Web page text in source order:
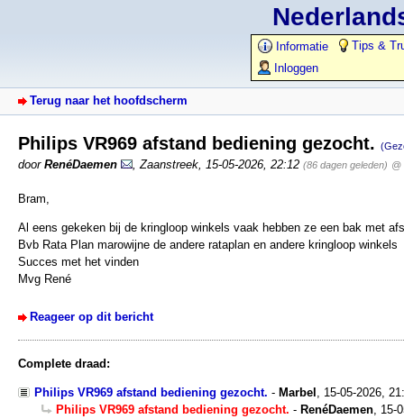
Informatie
Tips &
Inloggen
Terug naar het hoofdscherm
Philips VR969 afstand bediening gezocht.
door RenéDaemen Zaanstreek 15-05-2026, 22:12 (86 dagen geleden) @
Bram,
Al eens gekeken bij de kringloop winkels vaak hebben ze een bak met
Bvb Rata Plan marowijne de andere rataplan en andere kringloop winkels
Succes met het vinden
Mvg René
Reageer op dit bericht
Complete draad:
Philips VR969 afstand bediening gezocht. - Marbel , 15-05-2026,
Philips VR969 afstand bediening gezocht. - RenéDaemen, 15-